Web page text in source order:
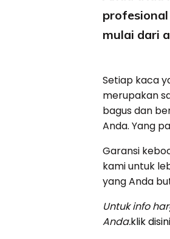
mulai dari
Setiap kaca
merupakan
bagus dan
Anda. Yang
Garansi
kami untuk
yang Anda
Untuk info
Anda.klik disini